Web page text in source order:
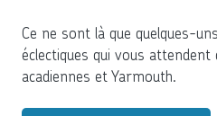
Ce ne sont là que quelques-
éclectiques qui vous attendent
acadiennes et Yarmouth.